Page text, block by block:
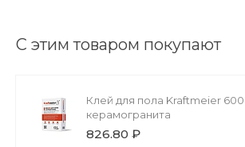
С этим товаром покупают
Клей для пола Kraftmeier 600
керамогранита
826.80 ₽